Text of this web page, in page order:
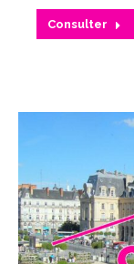
Consulter